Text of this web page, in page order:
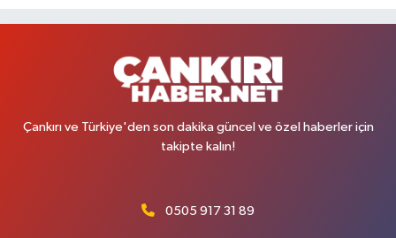
Çankırı ve Türkiye'den son dakika güncel ve özel haberler için
takipte kalın!
0505 917 31 89